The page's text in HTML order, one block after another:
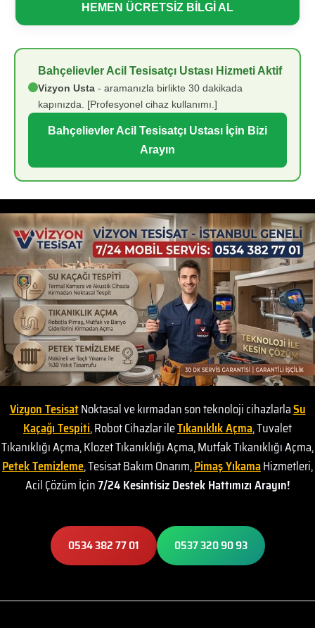
HEMEN ÜCRETSİZ BİLGİ AL
Bahçelievler Acil Tesisatçı Ustası Hizmeti Aktif
Vizyon Usta - aramanızla birlikte 30 dakikada
kapınızda. [Profesyonel cihaz kullanımı.]
Bahçelievler Acil Tesisatçı Ustası İçin Bizi
Arayın
Vizyon TesisatNoktasal ve kırmadan son teknoloji cihazlarlaSu
Kaçağı Tespiti, Robot Cihazlar ileTıkanıklık Açma, Tuvalet
Tıkanıklığı Açma, Klozet Tıkanıklığı Açma, Mutfak Tıkanıklığı Açma,
Petek Temizleme, Tesisat Bakım Onarım,Pimaş YıkamaHizmetleri,
Acil Çözüm İçin7/24 Kesintisiz Destek Hattımızı Arayın!
0534 382 77 01 0537 320 90 93